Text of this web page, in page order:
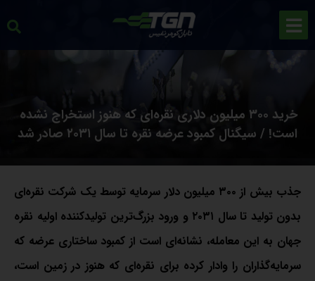
خرید ۳۰۰ میلیون دلاری نقره‌ای که هنوز استخراج نشده
است! / سیگنال کمبود عرضه نقره تا سال ۲۰۳۱ صادر شد
جذب بیش از ۳۰۰ میلیون دلار سرمایه توسط یک شرکت نقره‌ای
بدون تولید تا سال ۲۰۳۱ و ورود بزرگ‌ترین تولیدکننده اولیه نقره
جهان به این معامله، نشانه‌ای است از کمبود ساختاری عرضه که
سرمایه‌گذاران را وادار کرده برای نقره‌ای که هنوز در زمین است،